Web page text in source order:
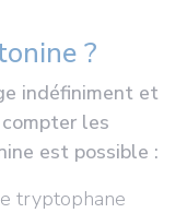
?
indéfiniment et
les
est possible :
tryptophane